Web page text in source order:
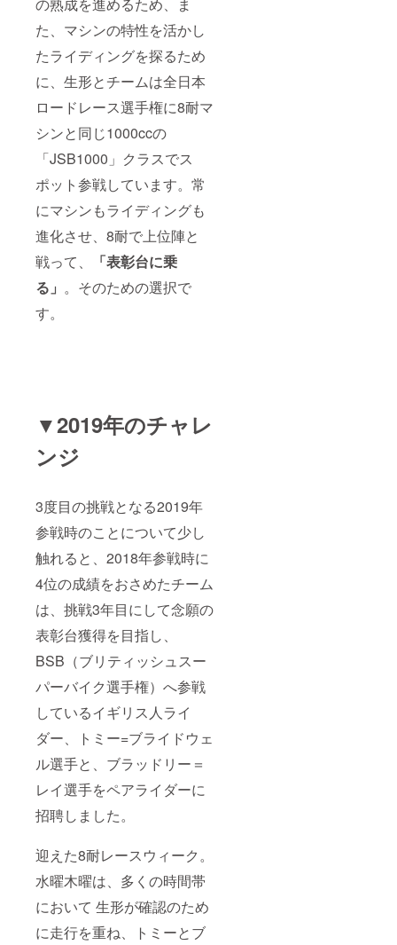
の熟成を進めるため、ま
た、マシンの特性を活かし
たライディングを探るため
に、生形とチームは全日本
ロードレース選手権に8耐マ
シンと同じ1000ccの
「JSB1000」クラスでス
ポット参戦しています。常
にマシンもライディングも
進化させ、8耐で上位陣と
戦って、
「表彰台に乗
る」 。そのための選択で
す。
▼2019年のチャレ
ンジ
3度目の挑戦となる2019年
参戦時のことについて少し
触れると、2018年参戦時に
4位の成績をおさめたチーム
は、挑戦3年目にして念願の
表彰台獲得を目指し、
BSB（ブリティッシュスー
パーバイク選手権）へ参戦
しているイギリス人ライ
ダー、トミー=ブライドウェ
ル選手と、ブラッドリー＝
レイ選手をペアライダーに
招聘しました。
迎えた8耐レースウィーク。
水曜木曜は、多くの時間帯
において 生形が確認のため
に走行を重ね、トミーとブ